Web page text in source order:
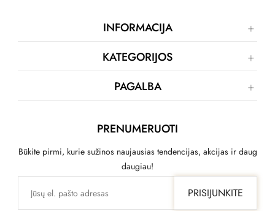
INFORMACIJA
KATEGORIJOS
PAGALBA
PRENUMERUOTI
Būkite pirmi, kurie sužinos naujausias tendencijas, akcijas ir daug
daugiau!
PRISIJUNKITE